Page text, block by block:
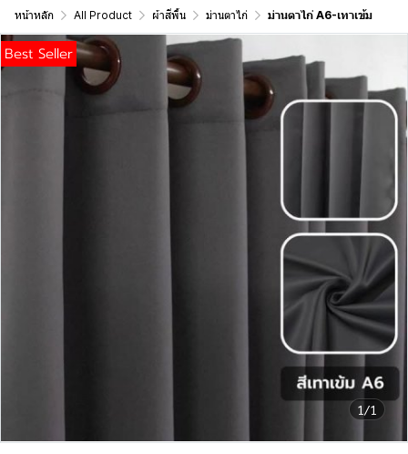
หน้าหลัก All Product ผ้าสีพื้น ม่านตาไก่ ม่านตาไก่ A6-เทาเข้ม
1/1
Best Seller